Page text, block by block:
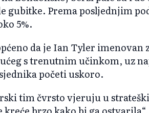
gubitke. Prema posljednjim
5%.
da je Ian Tyler
s trenutnim učinkom, uz
početi uskoro.
tim čvrsto vjeruju u